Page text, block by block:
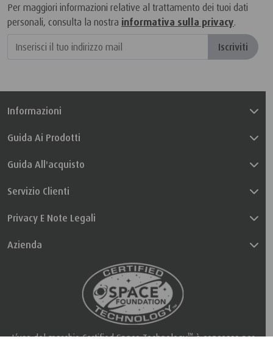
Per maggiori informazioni relative al trattamento dei tuoi dati
personali, consulta la nostra informativa sulla privacy.
Iscriviti
Informazioni
Guida Ai Prodotti
Guida All'acquisto
Servizio Clienti
Privacy E Note Legali
Azienda
L’uso del marchio Certified Space Technology™è concesso per